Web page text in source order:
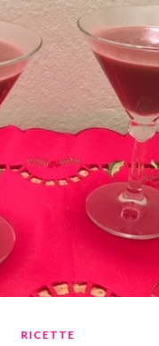
RICETTE